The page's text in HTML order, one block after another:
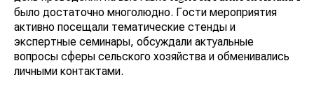
было достаточно многолюдно. Гости мероприятия
активно посещали тематические стенды и
экспертные семинары, обсуждали актуальные
вопросы сферы сельского хозяйства и обменивались
личными контактами.